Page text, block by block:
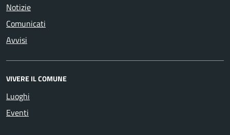
Notizie
Comunicati
Avvisi
VIVERE IL COMUNE
Luoghi
Eventi